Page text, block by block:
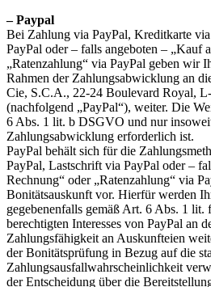
– Paypal
Bei Zahlung via PayPal, Kreditkarte
PayPal oder – falls angeboten – „Kauf
„Ratenzahlung“ via PayPal geben wir
Rahmen der Zahlungsabwicklung an
Cie, S.C.A., 22-24 Boulevard Royal,
(nachfolgend „PayPal“), weiter. Die
6 Abs. 1 lit. b DSGVO und nur
Zahlungsabwicklung erforderlich ist.
PayPal behält sich für die
PayPal, Lastschrift via PayPal oder –
Rechnung“ oder „Ratenzahlung“ via
Bonitätsauskunft vor. Hierfür werden
gegebenenfalls gemäß Art. 6 Abs. 1
berechtigten Interesses von PayPal an
Zahlungsfähigkeit an Auskunfteien
der Bonitätsprüfung in Bezug auf die
Zahlungsausfallwahrscheinlichkeit
der Entscheidung über die